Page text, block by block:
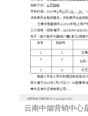
云南中烟营销中心